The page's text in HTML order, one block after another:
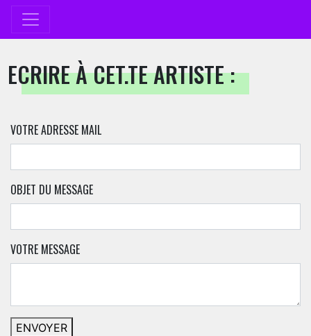
ECRIRE À CET.TE ARTISTE :
VOTRE ADRESSE MAIL
OBJET DU MESSAGE
VOTRE MESSAGE